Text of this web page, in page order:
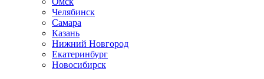
Челябинск
Самара
Казань
Нижний Новгород
Екатеринбург
Новосибирск